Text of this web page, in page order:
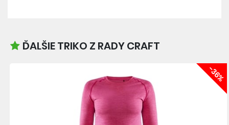
ĎALŠIE TRIKO Z RADY CRAFT
-36%